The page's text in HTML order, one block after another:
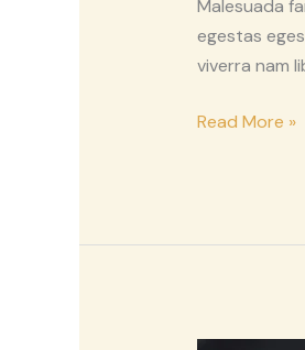
Malesuada
egestas
viverra nam
Read More »